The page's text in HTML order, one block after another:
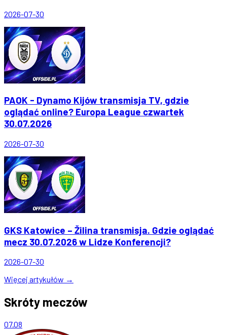
2026-07-30
PAOK - Dynamo Kijów transmisja TV, gdzie
oglądać online? Europa League czwartek
30.07.2026
2026-07-30
GKS Katowice – Žilina transmisja. Gdzie oglądać
mecz 30.07.2026 w Lidze Konferencji?
2026-07-30
Więcej artykułów →
Skróty meczów
07.08